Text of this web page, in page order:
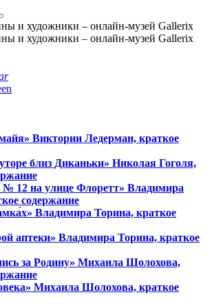
Виктории Ледерман, краткое
близ Диканьки» Николая Гоголя,
№ 12 на улице Флоретт» Владимира
содержание
Владимира Торина, краткое
аптеки» Владимира Торина, краткое
за Родину» Михаила Шолохова,
Михаила Шолохова, краткое